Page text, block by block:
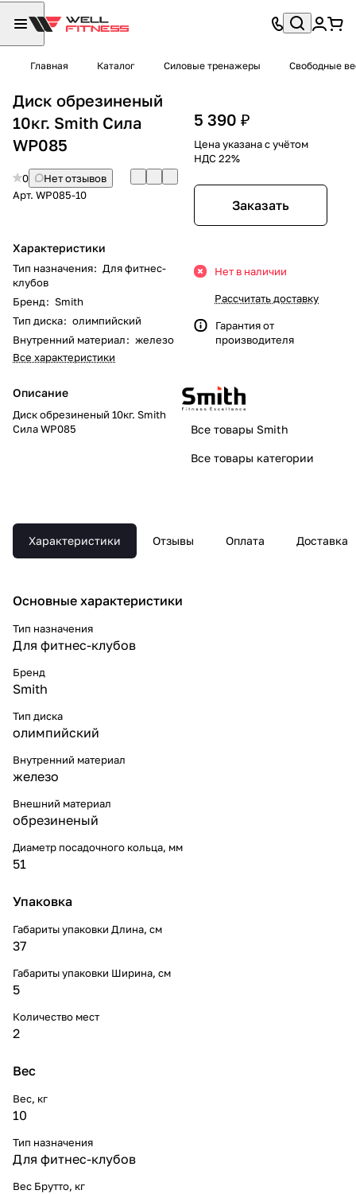
Главная Каталог Силовые тренажеры Свободные
Диск обрезиненый
10кг. Smith Сила
WP085
0
Нет отзывов
Арт. WP085-10
Характеристики
Тип назначения: Для фитнес-
клубов
Бренд: Smith
Тип диска: олимпийский
Внутренний материал: железо
Все характеристики
Описание
Диск обрезиненый 10кг. Smith
Сила WP085
5 390 ₽
Цена указана с учётом
НДС 22%
Заказать
Нет в наличии
Рассчитать доставку
Гарантия от
производителя
Все товары Smith
Все товары категории
Характеристики Отзывы Оплата Доставка
Основные xарактеристики
Тип назначения
Для фитнес-клубов
Бренд
Smith
Тип диска
олимпийский
Внутренний материал
железо
Внешний материал
обрезиненый
Диаметр посадочного кольца, мм
51
Упаковка
Габариты упаковки Длина, см
37
Габариты упаковки Ширина, см
5
Количество мест
2
Вес
Вес, кг
10
Тип назначения
Для фитнес-клубов
Вес Брутто, кг